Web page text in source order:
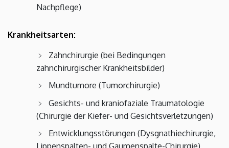
Nachpflege)
Krankheitsarten:
Zahnchirurgie (bei Bedingungen
zahnchirurgischer Krankheitsbilder)
Mundtumore (Tumorchirurgie)
Gesichts- und kraniofaziale Traumatologie
(Chirurgie der Kiefer- und Gesichtsverletzungen)
Entwicklungsstörungen (Dysgnathiechirurgie,
Lippenspalten- und Gaumenspalte-Chirurgie)